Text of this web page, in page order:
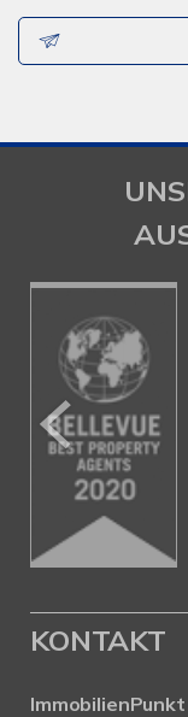
KONTAKT
ImmobilienPunkt